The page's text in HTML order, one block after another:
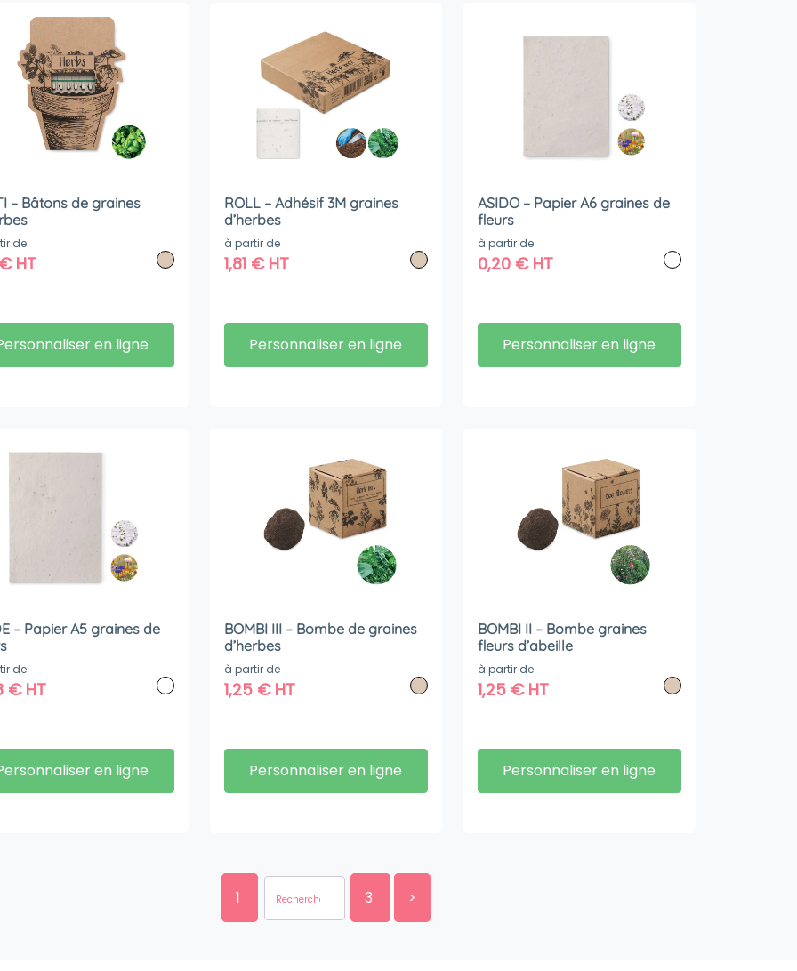
– Bâtons de graines
de
€HT
en ligne
ROLL – Adhésif 3M graines
d’herbes
à partir de
1,81 €HT
Personnaliser en ligne
ASIDO – Papier A6 graines de
fleurs
à partir de
0,20 €HT
Personnaliser en ligne
– Papier A5 graines de
de
€HT
en ligne
BOMBI III – Bombe de graines
d’herbes
à partir de
1,25 €HT
Personnaliser en ligne
BOMBI II – Bombe graines
fleurs d’abeille
à partir de
1,25 €HT
Personnaliser en ligne
1 3 >